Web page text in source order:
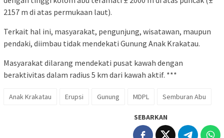
2157 m di atas permukaan laut).
Terkait hal ini, masyarakat, pengunjung, wisatawan, maupun
pendaki, diimbau tidak mendekati Gunung Anak Krakatau.
Masyarakat dilarang mendekati pusat kawah dengan
beraktivitas dalam radius 5 km dari kawah aktif. ***
Anak Krakatau Erupsi Gunung MDPL Semburan Abu
SEBARKAN